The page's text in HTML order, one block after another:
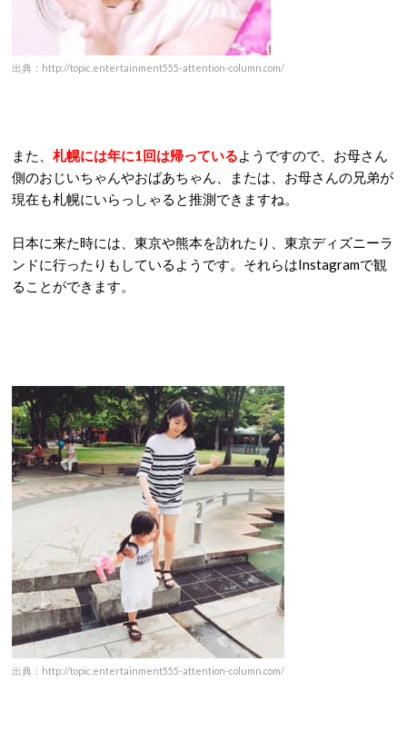
出典：http://topic.entertainment555-attention-column.com/
また、 札幌には年に1回は帰っているようですので、お母さん
側のおじいちゃんやおばあちゃん、または、お母さんの兄弟が
現在も札幌にいらっしゃると推測できますね。
日本に来た時には、東京や熊本を訪れたり、東京ディズニーラ
ンドに行ったりもしているようです。それらはInstagramで観
ることができます。
出典：http://topic.entertainment555-attention-column.com/